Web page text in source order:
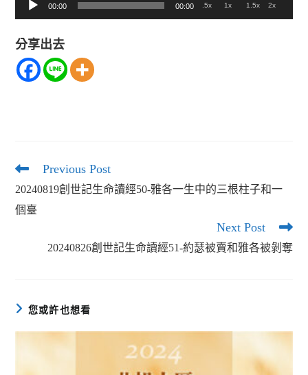
播
放
00:00 00:00 .5x 1x 1.5x 2x
分享出去
Read
articles
Previous Post
20240819創世記生命讀經50-雅各一生中的三根柱子和一
個臺
Next Post
20240826創世記生命讀經51-約瑟被賣和雅各被剝奪
您或許也想看